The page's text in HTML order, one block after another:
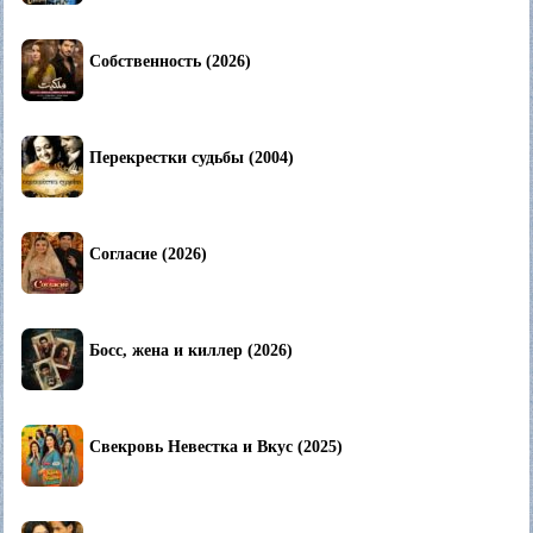
Собственность (2026)
Перекрестки судьбы (2004)
Согласие (2026)
Босс, жена и киллер (2026)
Свекровь Невестка и Вкус (2025)